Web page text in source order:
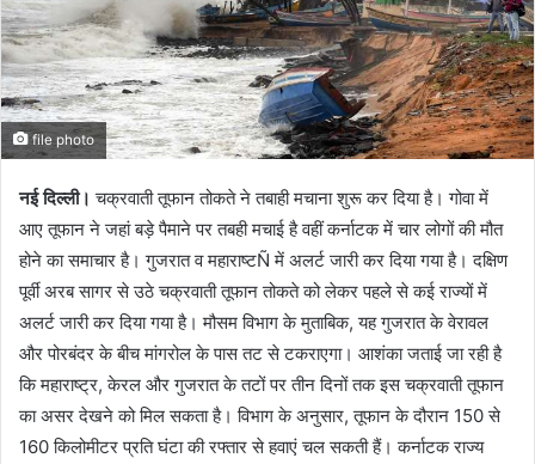
file photo
नई दिल्ली। चक्रवाती तूफान तोकते ने तबाही मचाना शुरू कर दिया है। गोवा में
आए तूफान ने जहां बड़े पैमाने पर तबही मचाई है वहीं कर्नाटक में चार लोगों की मौत
होने का समाचार है। गुजरात व महाराष्टÑ में अलर्ट जारी कर दिया गया है। दक्षिण
पूर्वी अरब सागर से उठे चक्रवाती तूफान तोकते को लेकर पहले से कई राज्यों में
अलर्ट जारी कर दिया गया है। मौसम विभाग के मुताबिक, यह गुजरात के वेरावल
और पोरबंदर के बीच मांगरोल के पास तट से टकराएगा। आशंका जताई जा रही है
कि महाराष्ट्र, केरल और गुजरात के तटों पर तीन दिनों तक इस चक्रवाती तूफान
का असर देखने को मिल सकता है। विभाग के अनुसार, तूफान के दौरान 150 से
160 किलोमीटर प्रति घंटा की रफ्तार से हवाएं चल सकती हैं। कर्नाटक राज्य